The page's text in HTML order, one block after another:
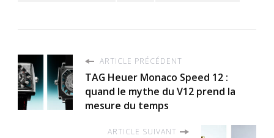
ARTICLE PRÉCÉDENT
TAG Heuer Monaco Speed 12 :
quand le mythe du V12 prend la
mesure du temps
ARTICLE SUIVANT